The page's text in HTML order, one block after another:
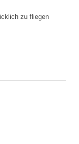
zu fliegen